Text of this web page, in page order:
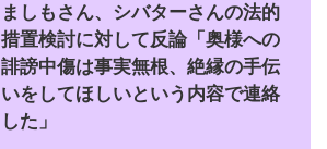
ましもさん、シバターさんの法的
措置検討に対して反論「奥様への
誹謗中傷は事実無根、絶縁の手伝
いをしてほしいという内容で連絡
した」